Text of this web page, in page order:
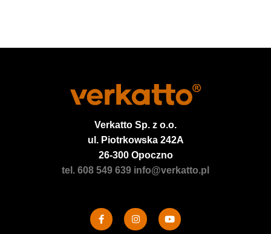
Verkatto Sp. z o.o.
ul. Piotrkowska 242A
26-300 Opoczno
tel. 608 549 639 info@verkatto.pl